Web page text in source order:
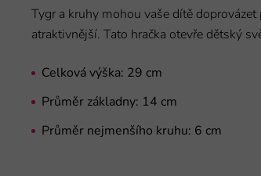
Tygr a kruhy mohou vaše dítě
atraktivnější. Tato hračka otevře dětský
Celková výška: 29 cm
Průměr základny: 14 cm
Průměr nejmenšího kruhu: 6 cm